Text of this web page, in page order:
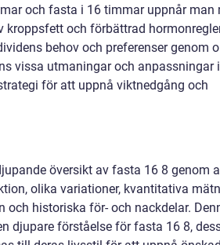
och fasta i 16 timmar uppnår man
och förbättrad
behov och preferenser genom
vissa utmaningar och anpassningar
för att uppnå viktnedgång och
översikt av fasta 16 8 genom
olika variationer, kvantitativa
historiska för- och nackdelar.
djupare förståelse för fasta 16 8,